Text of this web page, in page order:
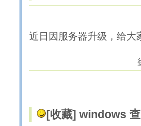
近日因服务器升级，给大
[收藏] windows